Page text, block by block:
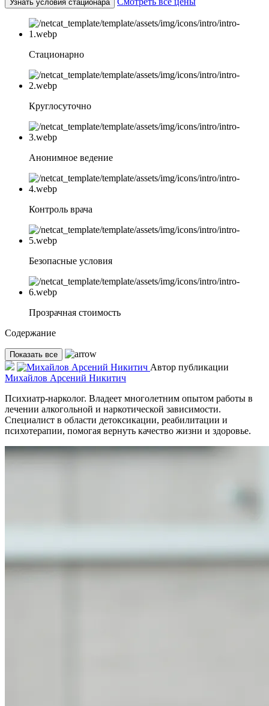
Узнать условия стационара
Стационарно
Круглосуточно
Анонимное ведение
Контроль врача
Безопасные условия
Прозрачная стоимость
Содержание
Показать все
Автор публикации
Михайлов Арсений Никитич
Психиатр-нарколог. Владеет многолетним опытом работы в
лечении алкогольной и наркотической зависимости.
Специалист в области детоксикации, реабилитации и
психотерапии, помогая вернуть качество жизни и здоровье.